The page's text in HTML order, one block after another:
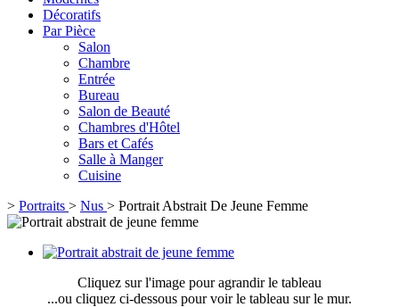
Décoratifs
Par Pièce
Salon
Chambre
Entrée
Bureau
Salon de Beauté
Chambres d'Hôtel
Bars et Cafés
Salle à Manger
Cuisine
> Portraits > Nus > Portrait Abstrait De Jeune Femme
Cliquez sur l'image pour agrandir le tableau
...ou cliquez ci-dessous pour voir le tableau sur le mur.